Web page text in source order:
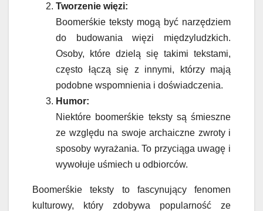
Tworzenie więzi:
Boomerśkie teksty mogą być narzędziem
do budowania więzi międzyludzkich.
Osoby, które dzielą się takimi tekstami,
często łączą się z innymi, którzy mają
podobne wspomnienia i doświadczenia.
Humor:
Niektóre boomerśkie teksty są śmieszne
ze względu na swoje archaiczne zwroty i
sposoby wyrażania. To przyciąga uwagę i
wywołuje uśmiech u odbiorców.
Boomerśkie teksty to fascynujący fenomen
kulturowy, który zdobywa popularność ze